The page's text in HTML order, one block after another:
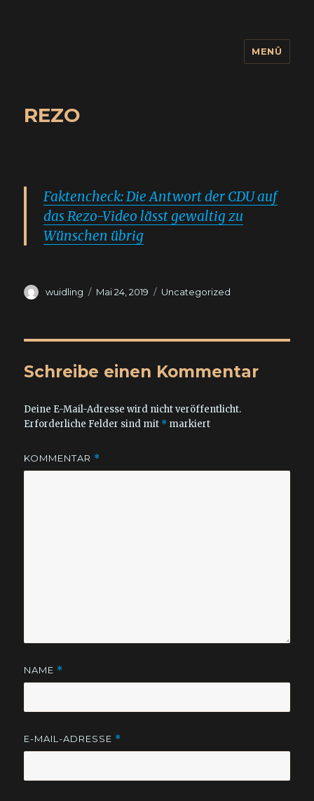
MENÜ
REZO
Faktencheck: Die Antwort der CDU auf
das Rezo-Video lässt gewaltig zu
Wünschen übrig
Autor
wuidling
Veröffentlicht
Mai 24, 2019 Kategorien
Uncategorized
Schreibe einen Kommentar
Deine E-Mail-Adresse wird nicht veröffentlicht.
Erforderliche Felder sind mit * markiert
KOMMENTAR *
NAME *
E-MAIL-ADRESSE *